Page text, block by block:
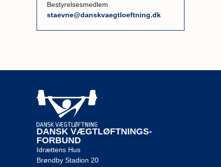
Bestyrelsesmedlem
staevne@danskvaegtloeftning.dk
DANSK VÆGTLØFTNINGS-
FORBUND
Idrættens Hus
Brøndby Stadion 20